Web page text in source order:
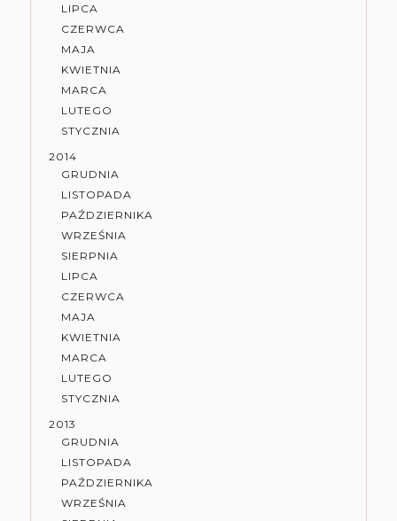
LIPCA
CZERWCA
MAJA
KWIETNIA
MARCA
LUTEGO
STYCZNIA
2014
GRUDNIA
LISTOPADA
PAŹDZIERNIKA
WRZEŚNIA
SIERPNIA
LIPCA
CZERWCA
MAJA
KWIETNIA
MARCA
LUTEGO
STYCZNIA
2013
GRUDNIA
LISTOPADA
PAŹDZIERNIKA
WRZEŚNIA